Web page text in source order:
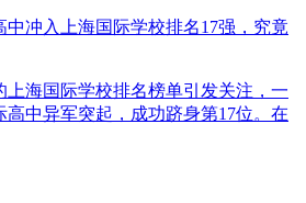
中冲入上海国际学校排名17强，究竟
上海国际学校排名榜单引发关注，一
高中异军突起，成功跻身第17位。在